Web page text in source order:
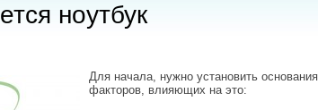
ноутбук
Для начала, нужно установить
факторов, влияющих на это: